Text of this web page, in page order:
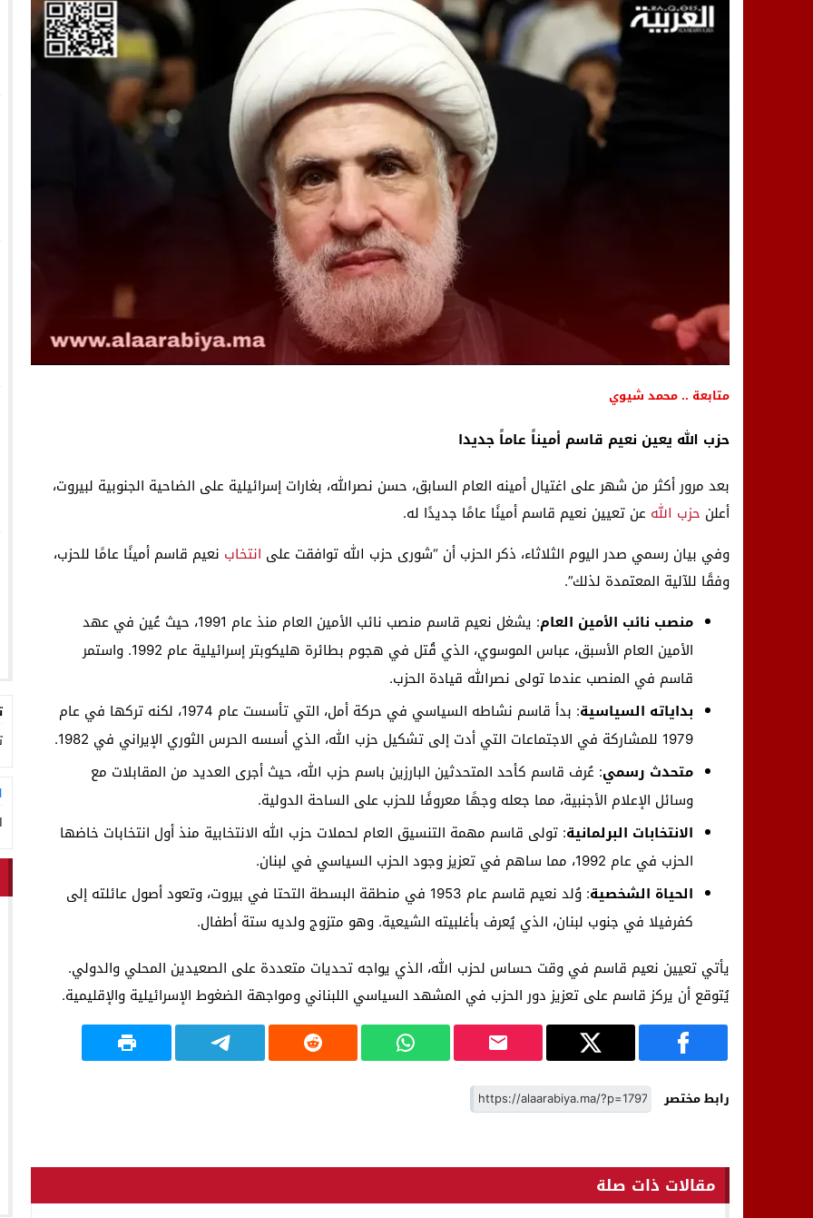
14:25 “العربية.ما” تنشر أخبار تيفلت وأصداء الأحداث فيها بصيغة أخرى 10:29
الجيش الملكي ينتفض ضد تعيين “ندالا”
18:23 طاطا: “اعتداء” على حقوقي يشعل غضب الجمعيات وملف “ماء القصبة” يفجّر الأوضاع
13:35 عقول الغد تصنع المستقبل: مسابقة “Robot Innov” بمراكش تؤسس لجيل الابتكار والتكنولوجيا
متابعة .. محمد شيوي
حزب الله يعين نعيم قاسم أميناً عاماً جديدا
بعد مرور أكثر من شهر على اغتيال أمينه العام السابق، حسن نصرالله، بغارات إسرائيلية على الضاحية الجنوبية لبيروت،
أعلن حزب الله عن تعيين نعيم قاسم أمينًا عامًا جديدًا له.
وفي بيان رسمي صدر اليوم الثلاثاء، ذكر الحزب أن “شورى حزب الله توافقت على انتخاب نعيم قاسم أمينًا عامًا للحزب،
وفقًا للآلية المعتمدة لذلك”.
منصب نائب الأمين العام
: يشغل نعيم قاسم منصب نائب الأمين العام منذ عام 1991، حيث عُين في عهد
الأمين العام الأسبق، عباس الموسوي، الذي قُتل في هجوم بطائرة هليكوبتر إسرائيلية عام 1992. واستمر
قاسم في المنصب عندما تولى نصرالله قيادة الحزب.
بداياته السياسية
: بدأ قاسم نشاطه السياسي في حركة أمل، التي تأسست عام 1974، لكنه تركها في عام
1979 للمشاركة في الاجتماعات التي أدت إلى تشكيل حزب الله، الذي أسسه الحرس الثوري الإيراني في 1982.
متحدث رسمي: عُرف قاسم كأحد المتحدثين البارزين باسم حزب الله، حيث أجرى العديد من المقابلات مع
وسائل الإعلام الأجنبية، مما جعله وجهًا معروفًا للحزب على الساحة الدولية.
الانتخابات البرلمانية: تولى قاسم مهمة التنسيق العام لحملات حزب الله الانتخابية منذ أول انتخابات خاضها
الحزب في عام 1992، مما ساهم في تعزيز وجود الحزب السياسي في لبنان.
الحياة الشخصية
: وُلد نعيم قاسم عام 1953 في منطقة البسطة التحتا في بيروت، وتعود أصول عائلته إلى
كفرفيلا في جنوب لبنان، الذي يُعرف بأغلبيته الشيعية. وهو متزوج ولديه ستة أطفال.
يأتي تعيين نعيم قاسم في وقت حساس لحزب الله، الذي يواجه تحديات متعددة على الصعيدين المحلي والدولي.
يُتوقع أن يركز قاسم على تعزيز دور الحزب في المشهد السياسي اللبناني ومواجهة الضغوط الإسرائيلية والإقليمية.
رابط مختصر
مقالات ذات صلة